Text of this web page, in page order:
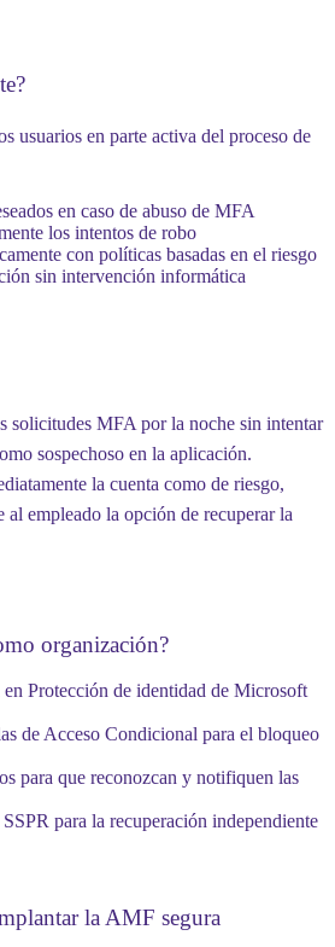
usuarios en parte activa del proceso de
en caso de abuso de MFA
los intentos de robo
con políticas basadas en el riesgo
sin intervención informática
solicitudes MFA por la noche sin intentar
sospechoso en la aplicación.
la cuenta como de riesgo,
al empleado la opción de recuperar la
organización?
en Protección de identidad de Microsoft
de Acceso Condicional para el bloqueo
para que reconozcan y notifiquen las
para la recuperación independiente
la AMF segura